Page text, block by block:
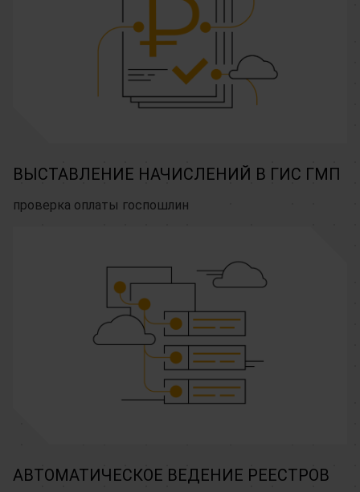
ВЫСТАВЛЕНИЕ НАЧИСЛЕНИЙ В ГИС ГМП
проверка оплаты госпошлин
АВТОМАТИЧЕСКОЕ ВЕДЕНИЕ РЕЕСТРОВ